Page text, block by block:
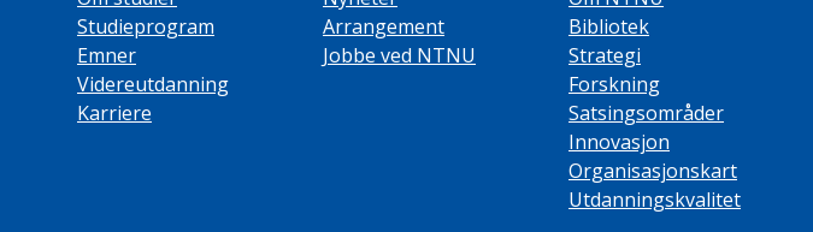
Studieprogram
Emner
Videreutdanning
Karriere
Arrangement
Jobbe ved NTNU
Bibliotek
Strategi
Forskning
Satsingsområder
Innovasjon
Organisasjonskart
Utdanningskvalitet